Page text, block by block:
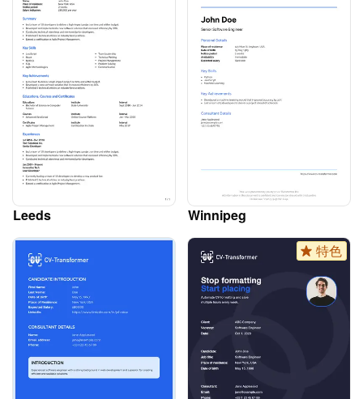
Leeds Winnipeg
特色